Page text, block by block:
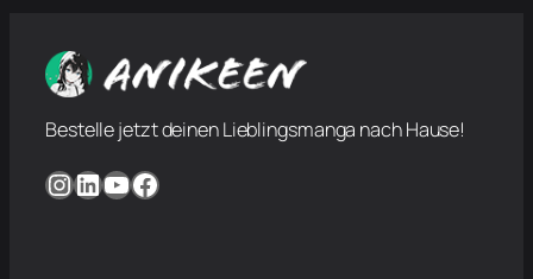
Bestelle jetzt deinen Lieblingsmanga nach Hause!
InstagramLinkedIn YouTube Facebook